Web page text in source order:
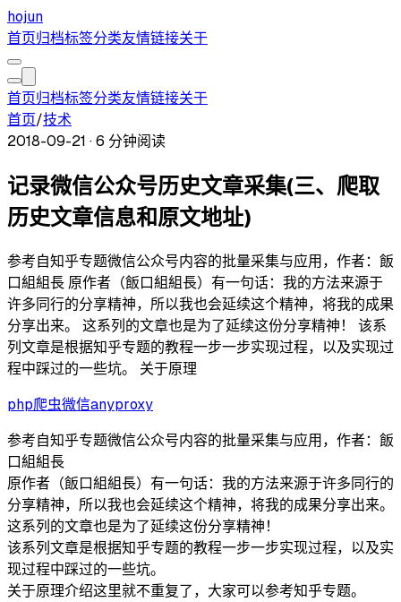
hojun
首页归档标签分类友情链接关于
首页归档标签分类友情链接关于
首页/技术
2018-09-21 · 6 分钟阅读
记录微信公众号历史文章采集(三、爬取
历史文章信息和原文地址)
参考自知乎专题微信公众号内容的批量采集与应用，作者：飯
口組組長 原作者（飯口組組長）有一句话：我的方法来源于
许多同行的分享精神，所以我也会延续这个精神，将我的成果
分享出来。 这系列的文章也是为了延续这份分享精神！ 该系
列文章是根据知乎专题的教程一步一步实现过程，以及实现过
程中踩过的一些坑。 关于原理
php爬虫微信anyproxy
参考自知乎专题微信公众号内容的批量采集与应用，作者：飯
口組組長
原作者（飯口組組長）有一句话：我的方法来源于许多同行的
分享精神，所以我也会延续这个精神，将我的成果分享出来。
这系列的文章也是为了延续这份分享精神！
该系列文章是根据知乎专题的教程一步一步实现过程，以及实
现过程中踩过的一些坑。
关于原理介绍这里就不重复了，大家可以参考知乎专题。